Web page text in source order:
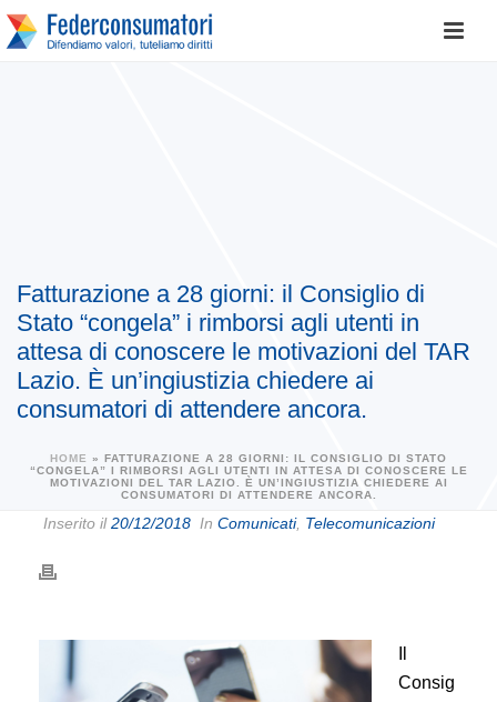
Fatturazione a 28 giorni: il Consiglio di
Stato “congela” i rimborsi agli utenti in
attesa di conoscere le motivazioni del TAR
Lazio. È un’ingiustizia chiedere ai
consumatori di attendere ancora.
HOME » FATTURAZIONE A 28 GIORNI: IL CONSIGLIO DI STATO
“CONGELA” I RIMBORSI AGLI UTENTI IN ATTESA DI CONOSCERE LE
MOTIVAZIONI DEL TAR LAZIO. È UN’INGIUSTIZIA CHIEDERE AI
CONSUMATORI DI ATTENDERE ANCORA.
Inserito il20/12/2018 In Comunicati, Telecomunicazioni
Consig